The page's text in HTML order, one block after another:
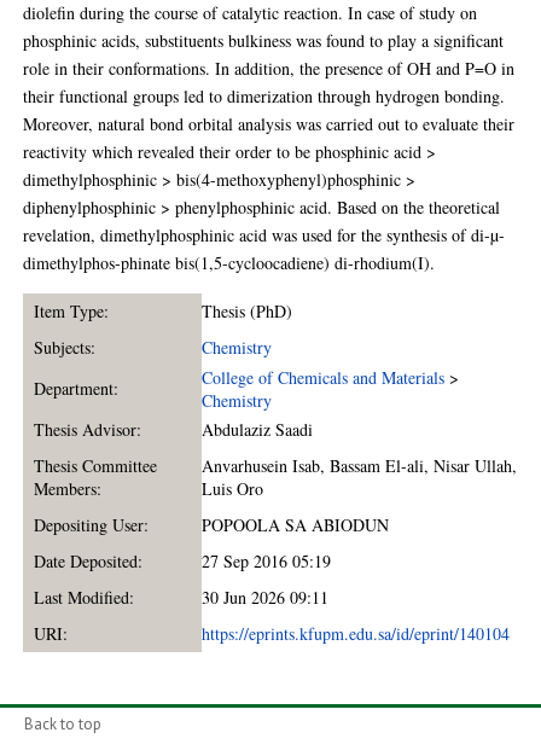
diolefin during the course of catalytic reaction. In case of study on
phosphinic acids, substituents bulkiness was found to play a significant
role in their conformations. In addition, the presence of OH and P=O in
their functional groups led to dimerization through hydrogen bonding.
Moreover, natural bond orbital analysis was carried out to evaluate their
reactivity which revealed their order to be phosphinic acid >
dimethylphosphinic > bis(4-methoxyphenyl)phosphinic >
diphenylphosphinic > phenylphosphinic acid. Based on the theoretical
revelation, dimethylphosphinic acid was used for the synthesis of di-µ-
dimethylphos-phinate bis(1,5-cycloocadiene) di-rhodium(I).
Item Type:
Thesis (PhD)
Subjects:
Chemistry
Department:
College of Chemicals and Materials >
Chemistry
Thesis Advisor:
Abdulaziz Saadi
Thesis Committee
Members:
Anvarhusein Isab,Bassam El-ali,Nisar Ullah,
Luis Oro
Depositing User:
POPOOLA SA ABIODUN
Date Deposited:
27 Sep 2016 05:19
Last Modified:
30 Jun 2026 09:11
URI:
https://eprints.kfupm.edu.sa/id/eprint/140104
Back to top